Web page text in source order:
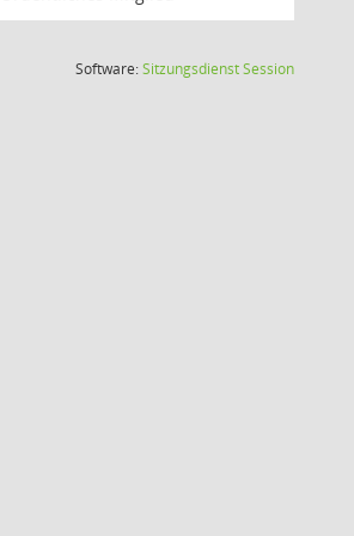
Software:SitzungsdienstSession(Wird in